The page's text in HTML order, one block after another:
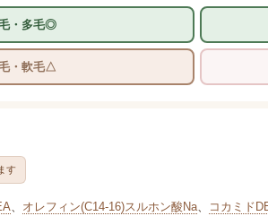
・多毛◎
・軟毛△
す
、 オレフィン(C14-16)スルホン酸Na、 コカミド